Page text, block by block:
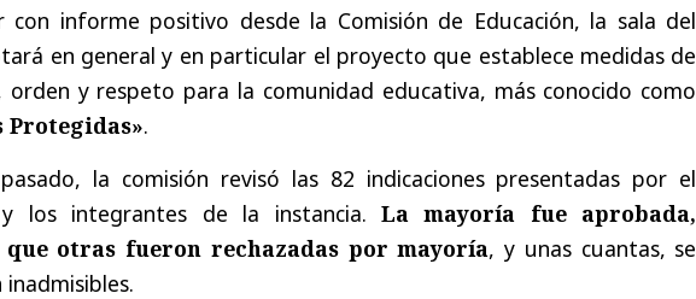
con informe positivo desde la Comisión de Educación, la sala del
en general y en particular el proyecto que establece medidas de
orden y respeto para la comunidad educativa, más conocido como
Protegidas».
la comisión revisó las 82 indicaciones presentadas por el
y los integrantes de la instancia.La mayoría fue aprobada,
otras fueron rechazadas por mayoría, y unas cuantas, se